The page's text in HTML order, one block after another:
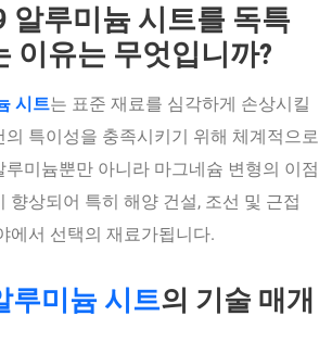
알루미늄 시트를 독특
이유는 무엇입니까?
시트는 표준 재료를 심각하게 손상시킬
특이성을 충족시키기 위해 체계적으로
미늄뿐만 아니라 마그네슘 변형의 이점
향상되어 특히 해양 건설, 조선 및 근접
에서 선택의 재료가됩니다.
루미늄 시트의 기술 매개